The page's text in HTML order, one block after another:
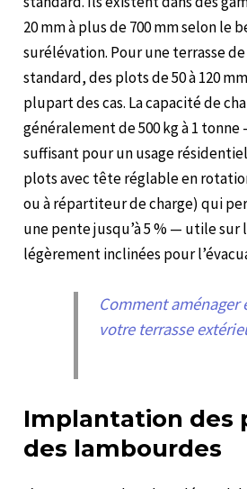
20 mm à plus de 700 mm selon le
surélévation. Pour une terrasse
standard, des plots de 50 à 120
plupart des cas. La capacité de
généralement de 500 kg à 1
suffisant pour un usage
plots avec tête réglable en
ou à répartiteur de charge) qui
une pente jusqu’à 5 % — utile sur
légèrement inclinées pour
Comment aménager
votre terrasse
Implantation des
des lambourdes